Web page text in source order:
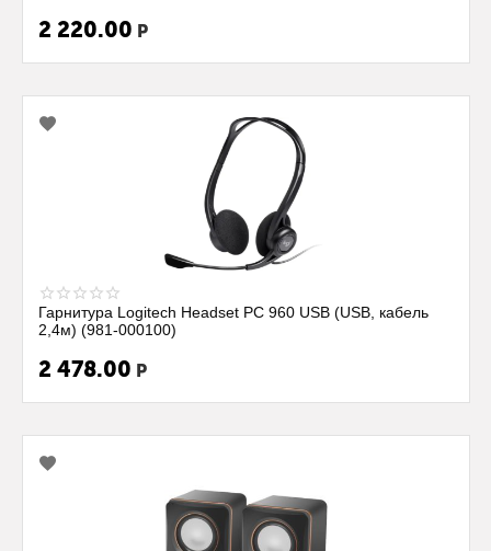
2 220.00 Р
Гарнитура Logitech Headset PC 960 USB (USB, кабель
2,4м) (981-000100)
2 478.00 Р